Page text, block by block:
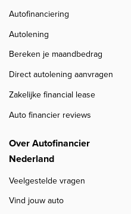
Autofinanciering
Autolening
Bereken je maandbedrag
Direct autolening aanvragen
Zakelijke financial lease
Auto financier reviews
Over Autofinancier
Nederland
Veelgestelde vragen
Vind jouw auto